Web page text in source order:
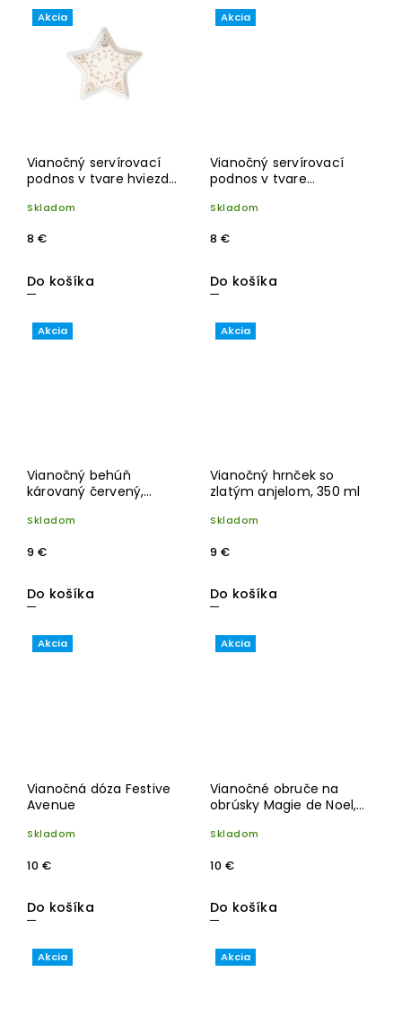
Akcia
Vianočný servírovací
podnos v tvare hviezdy
cm
Skladom
8 €
Do košíka
Akcia
Vianočný servírovací
podnos v tvare
rozmer 26x21 cm
Skladom
8 €
Do košíka
Akcia
Vianočný behúň
károvaný červený,
Skladom
9 €
Do košíka
Akcia
Vianočný hrnček so
zlatým anjelom, 350 ml
Skladom
9 €
Do košíka
Akcia
Vianočná dóza Festive
Avenue
Skladom
10 €
Do košíka
Akcia
Vianočné obruče na
obrúsky Magie de Noel,
Skladom
10 €
Do košíka
Akcia Akcia